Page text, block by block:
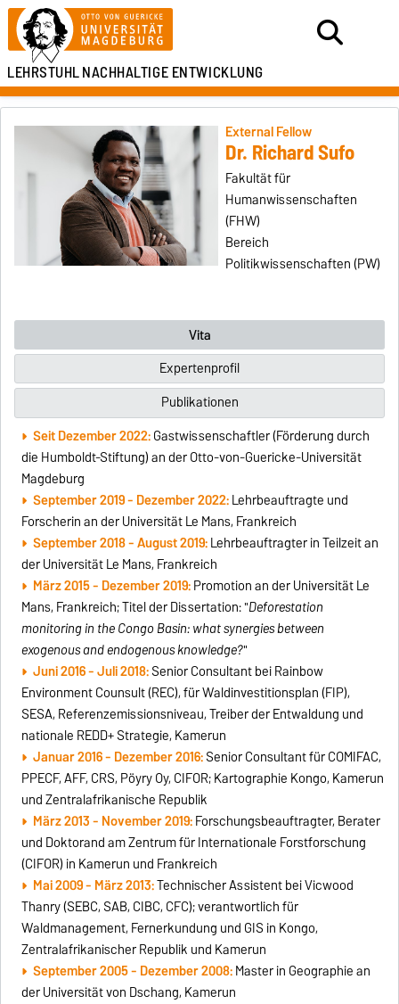
LEHRSTUHLNACHHALTIGE ENTWICKLUNG
External Fellow
Dr. Richard Sufo
Fakultät für
Humanwissenschaften
(FHW)
Bereich
Politikwissenschaften (PW)
Vita
Expertenprofil
Publikationen
Seit Dezember 2022:Gastwissenschaftler (Förderung durch
die Humboldt-Stiftung) an der Otto-von-Guericke-Universität
Magdeburg
September 2019 - Dezember 2022:Lehrbeauftragte und
Forscherin an der Universität Le Mans, Frankreich
September 2018 - August 2019:Lehrbeauftragter in Teilzeit an
der Universität Le Mans, Frankreich
März 2015 - Dezember 2019:Promotion an der Universität Le
Mans, Frankreich; Titel der Dissertation: "Deforestation
monitoring in the Congo Basin: what synergies between
exogenous and endogenous knowledge?"
Juni 2016 - Juli 2018:Senior Consultant bei Rainbow
Environment Counsult (REC), für Waldinvestitionsplan (FIP),
SESA, Referenzemissionsniveau, Treiber der Entwaldung und
nationale REDD+ Strategie, Kamerun
Januar 2016 - Dezember 2016:Senior Consultant für COMIFAC,
PPECF, AFF, CRS, Pöyry Oy, CIFOR; Kartographie Kongo, Kamerun
und Zentralafrikanische Republik
März 2013 - November 2019:Forschungsbeauftragter, Berater
und Doktorand am Zentrum für Internationale Forstforschung
(CIFOR) in Kamerun und Frankreich
Mai 2009 - März 2013:Technischer Assistent bei Vicwood
Thanry (SEBC, SAB, CIBC, CFC); verantwortlich für
Waldmanagement, Fernerkundung und GIS in Kongo,
Zentralafrikanischer Republik und Kamerun
September 2005 - Dezember 2008:Master in Geographie an
der Universität von Dschang, Kamerun